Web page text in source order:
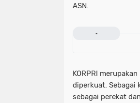
ASN.
-
KORPRI
diperkuat. Sebagai
sebagai perekat